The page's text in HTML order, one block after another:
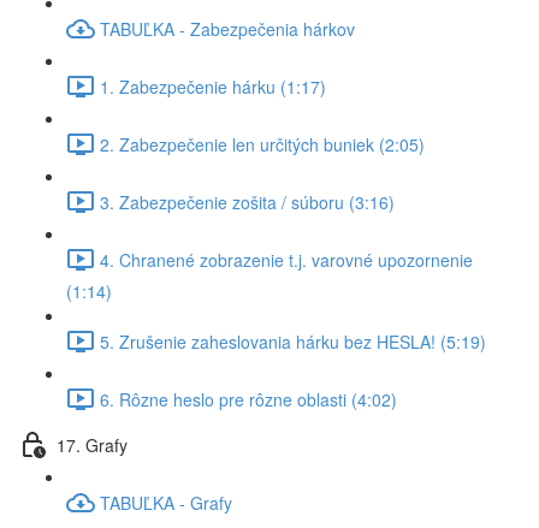
TABUĽKA - Zabezpečenia hárkov
1. Zabezpečenie hárku (1:17)
2. Zabezpečenie len určitých buniek (2:05)
3. Zabezpečenie zošita / súboru (3:16)
4. Chranené zobrazenie t.j. varovné upozornenie
(1:14)
5. Zrušenie zaheslovania hárku bez HESLA! (5:19)
6. Rôzne heslo pre rôzne oblasti (4:02)
17. Grafy
TABUĽKA - Grafy